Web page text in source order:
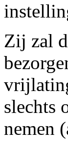
Zij zal
slechts
nemen